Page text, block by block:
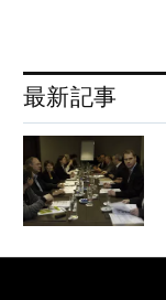
最新記事